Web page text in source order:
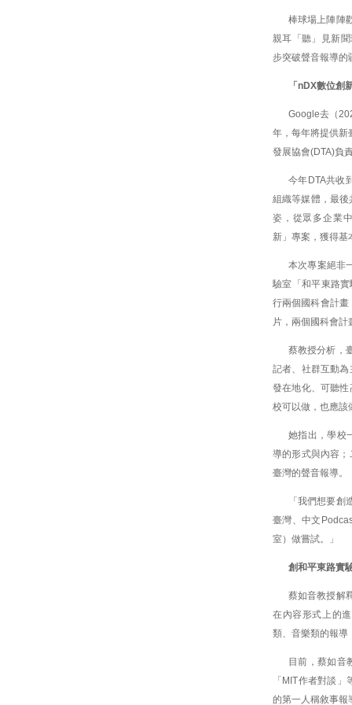
棒球場上陣陣
親耳「聽」見新
步突破聲音報導的
「nDX數位創
Google去（
年，每年將提供新
發展協會(DTA)負
今年DTA共收
組織等媒體，最
姿，從眾多企業
新」專案，獲得基
本次專案絕非
驗室「和平東路
行兩個國科會計
片，兩個國科會
蔡教授分析，
記者、社群互動
發在地化、可聽
校可以做，也應該
她指出，學校
導的形式與內容
臺灣的聲音報導。
「我們想要
臺灣、中文
室）做嘗試。」
創和平東路實
蔡如音教授解
在內容形式上的
類、音樂類的報導
目前，蔡如音
「MIT作者對談
的第一人稱敘事報